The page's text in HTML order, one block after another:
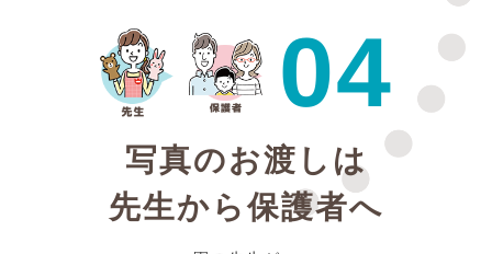
04
写真のお渡しは
先生から保護者へ